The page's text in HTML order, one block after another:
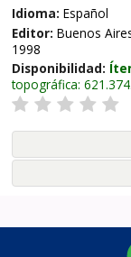
Idioma: Español
Editor: Buenos
1998
Disponibilidad:
topográfica: